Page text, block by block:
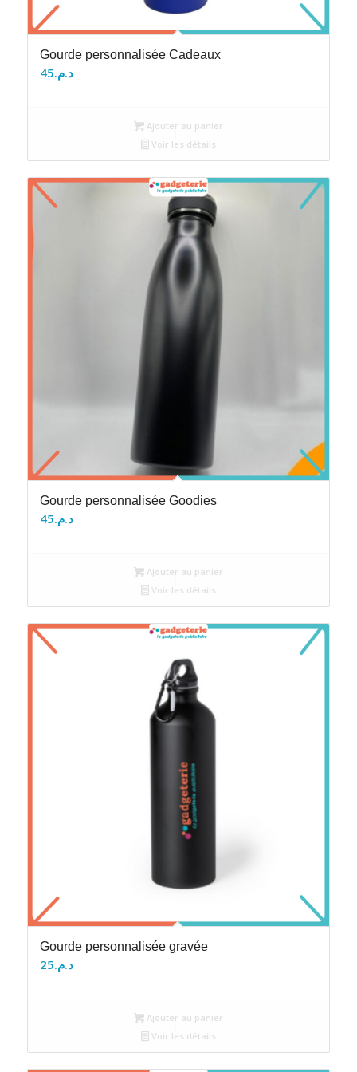
Gourde personnalisée Cadeaux
د.م.45
Ajouter au panier
Voir les détails
Gourde personnalisée Goodies
د.م.45
Ajouter au panier
Voir les détails
Gourde personnalisée gravée
د.م.25
Ajouter au panier
Voir les détails